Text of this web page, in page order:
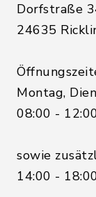
Dorfstraße
24635
Montag,
08:00 -
sowie
14:00 -